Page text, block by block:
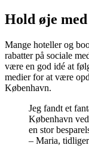
Hold øje
Mange hoteller og
rabatter på sociale
være en god idé at
medier for at være
København.
Jeg fandt et
København
en stor
– Maria,